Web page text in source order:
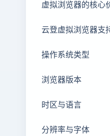
虚拟浏览器的核心
云登虚拟浏览器支
操作系统类型
浏览器版本
时区与语言
分辨率与字体